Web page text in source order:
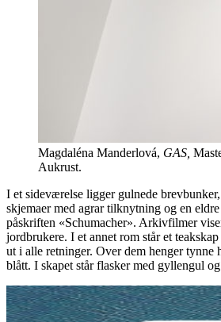
Magdaléna Manderlová, GAS,
Aukrust.
I et sideværelse ligger gulnede
skjemaer med agrar tilknytning og en
påskriften «Schumacher». Arkivfilmer
jordbrukere. I et annet rom står et
ut i alle retninger. Over dem henger
blått. I skapet står flasker med gyllengul